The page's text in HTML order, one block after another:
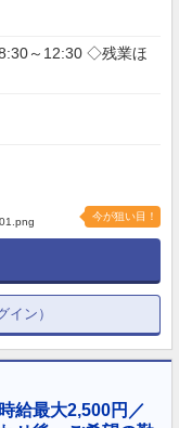
◇残業ほ
今が狙い目！
イン）
給最大2,500円／